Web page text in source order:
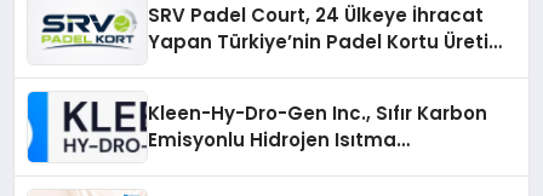
SRV Padel Court, 24 Ülkeye İhracat
Yapan Türkiye’nin Padel Kortu Üretim
Kleen-Hy-Dro-Gen Inc., Sıfır Karbon
Emisyonlu Hidrojen Isıtma